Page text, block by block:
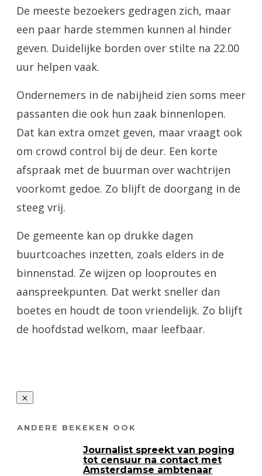
De meeste bezoekers gedragen zich, maar
een paar harde stemmen kunnen al hinder
geven. Duidelijke borden over stilte na 22.00
uur helpen vaak.
Ondernemers in de nabijheid zien soms meer
passanten die ook hun zaak binnenlopen.
Dat kan extra omzet geven, maar vraagt ook
om crowd control bij de deur. Een korte
afspraak met de buurman over wachtrijen
voorkomt gedoe. Zo blijft de doorgang in de
steeg vrij.
De gemeente kan op drukke dagen
buurtcoaches inzetten, zoals elders in de
binnenstad. Ze wijzen op looproutes en
aanspreekpunten. Dat werkt sneller dan
boetes en houdt de toon vriendelijk. Zo blijft
de hoofdstad welkom, maar leefbaar.
ANDERE BEKEKEN OOK
Journalist spreekt van poging
tot censuur na contact met
Amsterdamse ambtenaar